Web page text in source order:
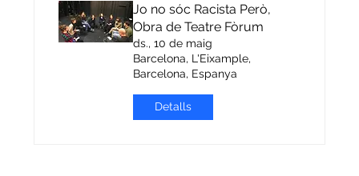
Jo no sóc Racista Però,
Obra de Teatre Fòrum
ds., 10 de maig
Barcelona, L'Eixample,
Barcelona, Espanya
Detalls